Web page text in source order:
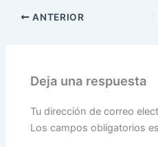
ANTERIOR
Deja una respuesta
Tu dirección de correo
Los campos obligatorios